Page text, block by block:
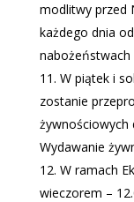
modlitwy przed
każdego dnia
nabożeństwach
W piątek i
zostanie
żywnościowych
Wydawanie
W ramach
wieczorem –